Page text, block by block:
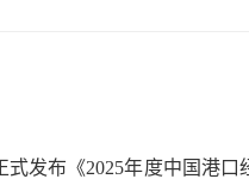
布《2025年度中国港口